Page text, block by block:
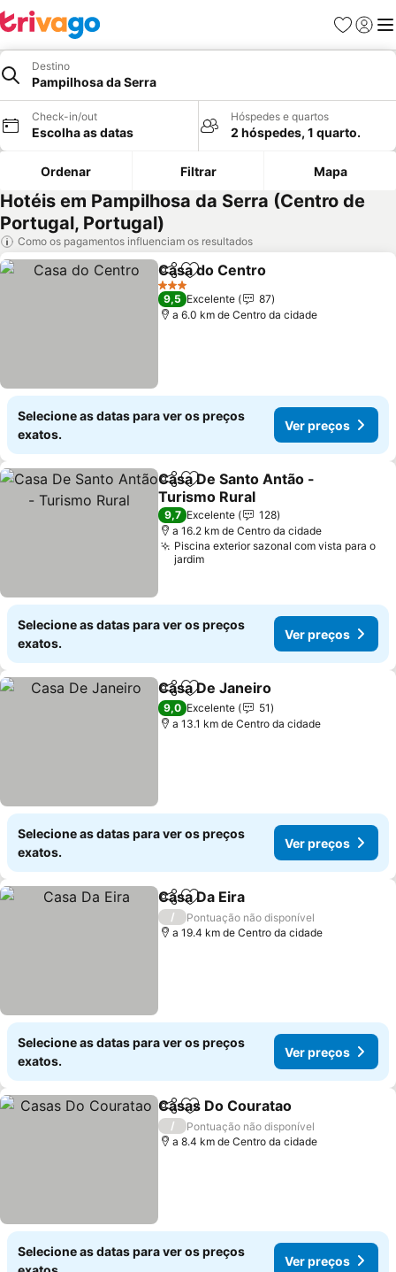
Favoritos
Iniciar
Destino
Pampilhosa da Serra
Check-in/out
Escolha as datas
Hóspedes e quartos
2 hóspedes, 1 quarto.
Ordenar Filtrar Mapa
Hotéis em Pampilhosa da Serra (Centro de
Portugal, Portugal)
Como os pagamentos influenciam os resultados
PartilharAdicionar aos favoritos
Casa do Centro
3 Estrelas
9,5 Excelente
87
a 6.0 km de Centro da cidade
Selecione as datas para ver os preços
exatos.
Ver preços
PartilharAdicionar aos favoritos
Casa De Santo Antão -
Turismo Rural
9,7 Excelente
128
a 16.2 km de Centro da cidade
Piscina exterior sazonal com vista para o
jardim
Selecione as datas para ver os preços
exatos.
Ver preços
PartilharAdicionar aos favoritos
Casa De Janeiro
9,0 Excelente
51
a 13.1 km de Centro da cidade
Selecione as datas para ver os preços
exatos.
Ver preços
PartilharAdicionar aos favoritos
Casa Da Eira
/
Pontuação não disponível
a 19.4 km de Centro da cidade
Selecione as datas para ver os preços
exatos.
Ver preços
PartilharAdicionar aos favoritos
Casas Do Couratao
/
Pontuação não disponível
a 8.4 km de Centro da cidade
Selecione as datas para ver os preços
Ver preços